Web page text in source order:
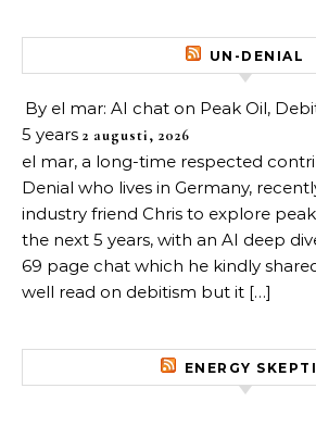
UN-DENIAL
By el mar: AI chat on Peak Oil,
5 years 2 augusti, 2026
el mar, a long-time respected
Denial who lives in Germany,
industry friend Chris to explore
the next 5 years, with an AI deep
69 page chat which he kindly
well read on debitism but it […]
ENERGY